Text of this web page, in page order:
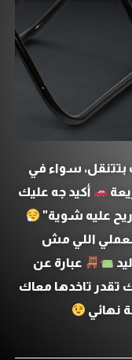
سواء في
أكيد جه عليك
عليه شوية"
اللي مش
عبارة عن
تاخدها معاك
نهائي